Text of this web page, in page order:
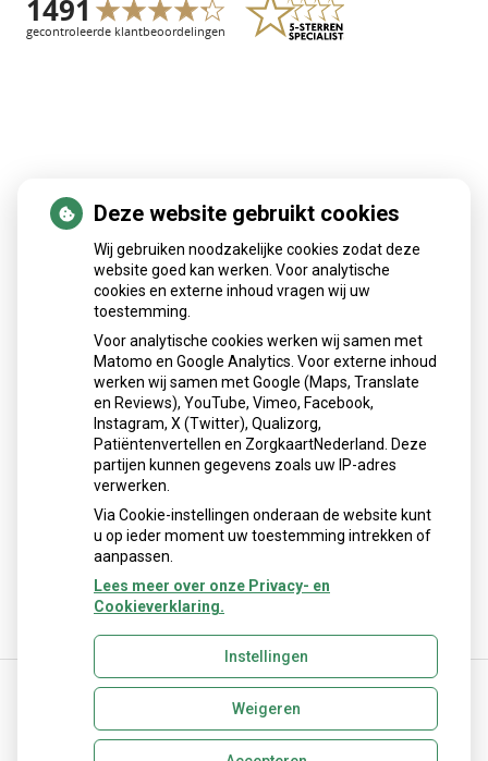
Patiëntenomgeving
Herhaalrecepten aanvragen
Patiëntenomgeving
Uw Zorg Online |Beheer
apotheek@linnaeus.nl
Deze website gebruikt cookies
Wij gebruiken noodzakelijke cookies zodat deze
website goed kan werken. Voor analytische
cookies en externe inhoud vragen wij uw
toestemming.
Voor analytische cookies werken wij samen met
Matomo en Google Analytics. Voor externe inhoud
werken wij samen met Google (Maps, Translate
en Reviews), YouTube, Vimeo, Facebook,
Instagram, X (Twitter), Qualizorg,
Patiëntenvertellen en ZorgkaartNederland. Deze
partijen kunnen gegevens zoals uw IP-adres
verwerken.
Via Cookie-instellingen onderaan de website kunt
u op ieder moment uw toestemming intrekken of
aanpassen.
Lees meer over onze Privacy- en
Cookieverklaring.
Instellingen
Weigeren